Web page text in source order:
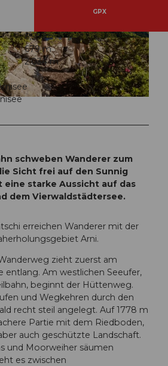
© Christian Perret
GPX
6,95 km
679 m
2.034 m
schweben Wanderer zum
Sicht frei auf den Sunnig
eine starke Aussicht auf das
dem Vierwaldstädtersee.
erreichen Wanderer mit der
Arni.
zieht zuerst am
entlang. Am westlichen Seeufer,
beginnt der Hüttenweg.
und Wegkehren durch den
recht steil angelegt. Auf 1778 m
Partie mit dem Riedboden,
auch geschützte Landschaft.
und Moorweiher säumen
es zwischen